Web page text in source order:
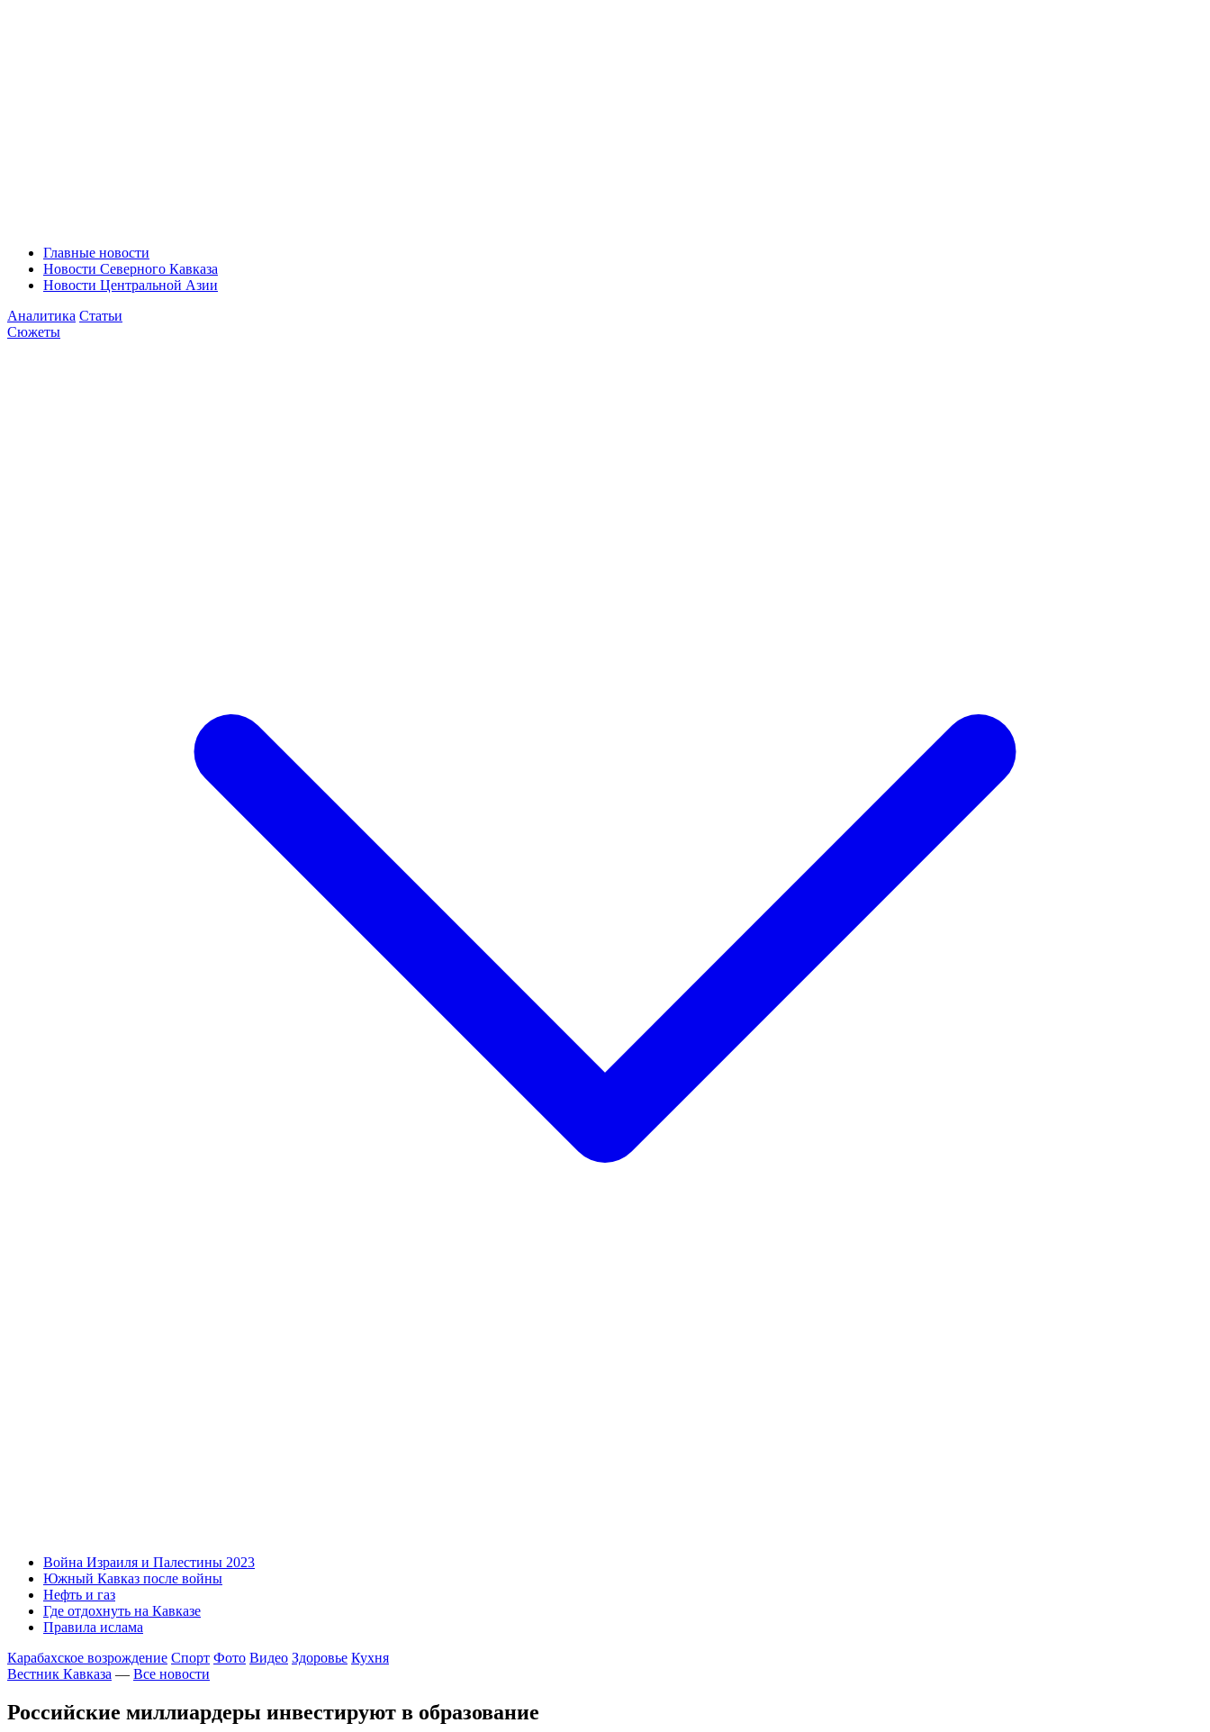
Главные новости
Новости Северного Кавказа
Новости Центральной Азии
Аналитика Статьи
Сюжеты
Война Израиля и Палестины 2023
Южный Кавказ после войны
Нефть и газ
Где отдохнуть на Кавказе
Правила ислама
Карабахское возрождение Спорт Фото Видео Здоровье Кухня
Вестник Кавказа — Все новости
Российские миллиардеры инвестируют в образование